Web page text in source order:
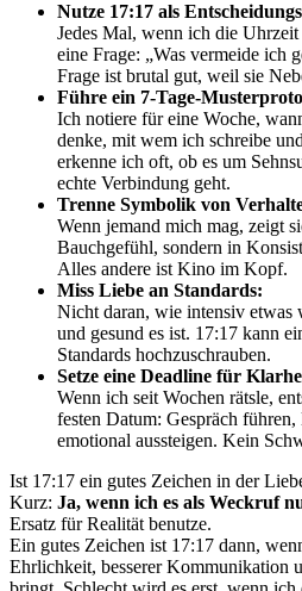
Nutze 17:17 als
Jedes Mal, wenn ich die
eine Frage: „Was vermeide ich
Frage ist brutal gut, weil sie
Führe ein 7-Tage-
Ich notiere für eine Woche,
denke, mit wem ich schreibe
erkenne ich oft, ob es um
echte Verbindung geht.
Trenne Symbolik von
Wenn jemand mich mag, zeigt
Bauchgefühl, sondern in
Alles andere ist Kino im Kopf.
Miss Liebe an Standards:
Nicht daran, wie intensiv etwas
und gesund es ist. 17:17 kann
Standards hochzuschrauben.
Setze eine Deadline für
Wenn ich seit Wochen rätsle,
festen Datum: Gespräch
emotional aussteigen. Kein
Ist 17:17 ein gutes Zeichen in der
Kurz: Ja, wenn ich es als Weckruf
Ersatz für Realität benutze.
Ein gutes Zeichen ist 17:17 dann,
Ehrlichkeit, besserer Kommunikation